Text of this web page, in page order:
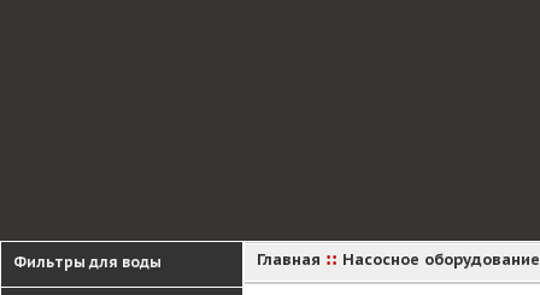
Фильтры для воды Главная :: Насосное оборудование